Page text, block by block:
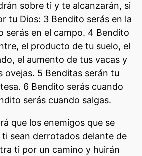
sobre ti y te alcanzarán, si
tu Dios: 3 Bendito serás en la
serás en el campo. 4 Bendito
el producto de tu suelo, el
el aumento de tus vacas y
ovejas. 5 Benditas serán tu
6 Bendito serás cuando
serás cuando salgas.
que los enemigos que se
sean derrotados delante de
ti por un camino y huirán